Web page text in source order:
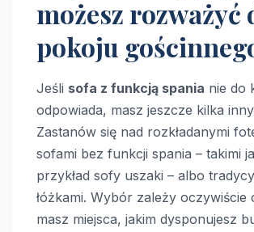
możesz rozważyć
pokoju
Jeśli sofa z funkcją spania nie do
odpowiada, masz jeszcze kilka
Zastanów się nad rozkładanymi
sofami bez funkcji spania – takimi
przykład sofy uszaki – albo
łóżkami. Wybór zależy oczywiście
masz miejsca, jakim dysponujesz